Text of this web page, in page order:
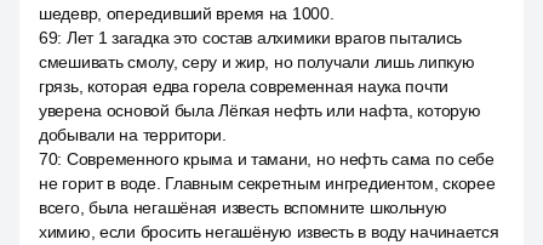
шедевр, опередивший время на 1000.
69: Лет 1 загадка это состав алхимики врагов пытались
смешивать смолу, серу и жир, но получали лишь липкую
грязь, которая едва горела современная наука почти
уверена основой была Лёгкая нефть или нафта, которую
добывали на территори.
70: Современного крыма и тамани, но нефть сама по себе
не горит в воде. Главным секретным ингредиентом, скорее
всего, была негашёная известь вспомните школьную
химию, если бросить негашёную известь в воду начинается